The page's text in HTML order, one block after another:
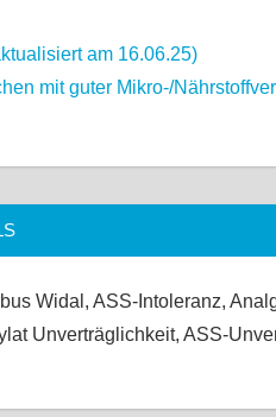
am 16.06.25)
mit guter Mikro-/
Widal, ASS-Intoleranz,
Unverträglichkeit, ASS-